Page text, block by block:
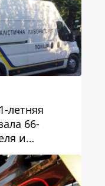
летняя
66-
и